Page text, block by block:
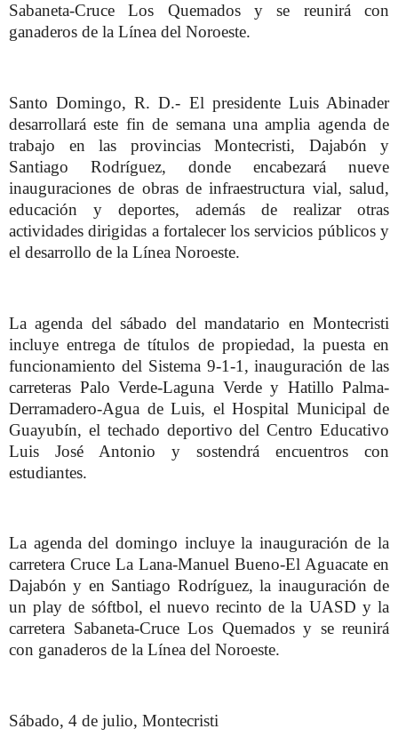
Sabaneta-Cruce Los Quemados y se reunirá con
ganaderos de la Línea del Noroeste.
Santo Domingo, R. D.- El presidente Luis Abinader
desarrollará este fin de semana una amplia agenda de
trabajo en las provincias Montecristi, Dajabón y
Santiago Rodríguez, donde encabezará nueve
inauguraciones de obras de infraestructura vial, salud,
educación y deportes, además de realizar otras
actividades dirigidas a fortalecer los servicios públicos y
el desarrollo de la Línea Noroeste.
La agenda del sábado del mandatario en Montecristi
incluye entrega de títulos de propiedad, la puesta en
funcionamiento del Sistema 9-1-1, inauguración de las
carreteras Palo Verde-Laguna Verde y Hatillo Palma-
Derramadero-Agua de Luis, el Hospital Municipal de
Guayubín, el techado deportivo del Centro Educativo
Luis José Antonio y sostendrá encuentros con
estudiantes.
La agenda del domingo incluye la inauguración de la
carretera Cruce La Lana-Manuel Bueno-El Aguacate en
Dajabón y en Santiago Rodríguez, la inauguración de
un play de sóftbol, el nuevo recinto de la UASD y la
carretera Sabaneta-Cruce Los Quemados y se reunirá
con ganaderos de la Línea del Noroeste.
Sábado, 4 de julio, Montecristi